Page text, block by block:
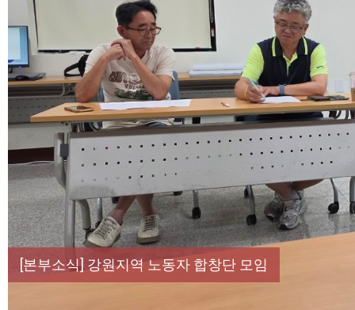
[성명] 막을 수 있었던 죽음, HL만도가 책임져라 : 청
[산별소식] 건설산업연맹 플랜트건설노조 강원충북지
[강릉,속초,원주,춘천] 폭염감시단 사업 이모저모
[조합원☆인터뷰] 서비스연맹 전국학교비정규직노동
[본부소식] 강원지역 노동자 합창단 모임